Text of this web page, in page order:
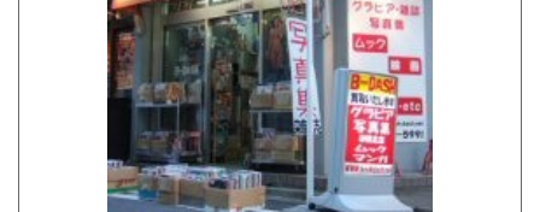
1,150円 福岡県
1,410円 長崎県
1,410円 大分県
1,410円 鹿児島県